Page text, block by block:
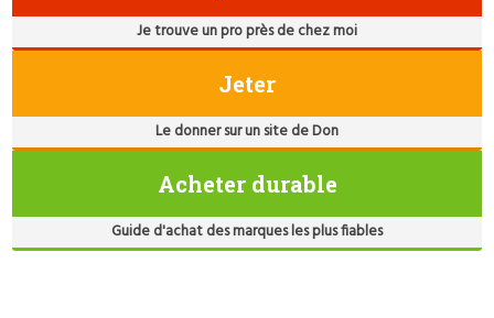
Je trouve un pro près de chez moi
Jeter
Le donner sur un site de Don
Acheter durable
Guide d'achat des marques les plus fiables